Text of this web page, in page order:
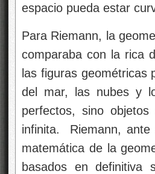
espacio pueda estar
Para Riemann, la
comparaba con la rica
las figuras
del mar, las nubes y
perfectos, sino
infinita. Riemann, ante
matemática de la
basados en definitiva